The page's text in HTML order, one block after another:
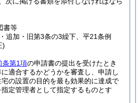
書等
追加・旧第3条の3繰下、平21条例
)
条第1項の申請書の提出を受けたとき
適合するかどうかを審査し、申請し
の設置の目的を最も効果的に達成で
定管理者として指定するものとす